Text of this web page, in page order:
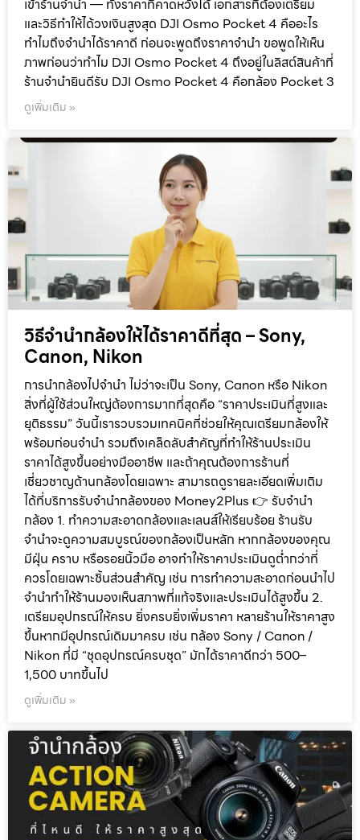
เข้าร้านจำนำ — ทั้งราคาที่คาดหวังได้ เอกสารที่ต้องเตรียม
และวิธีทำให้ได้วงเงินสูงสุด DJI Osmo Pocket 4 คืออะไร
ทำไมถึงจำนำได้ราคาดี ก่อนจะพูดถึงราคาจำนำ ขอพูดให้เห็น
ภาพก่อนว่าทำไม DJI Osmo Pocket 4 ถึงอยู่ในลิสต์สินค้าที่
ร้านจำนำยินดีรับ DJI Osmo Pocket 4 คือกล้อง Pocket 3
ดูเพิ่มเติม »
วิธีจำนำกล้องให้ได้ราคาดีที่สุด – Sony,
Canon, Nikon
การนำกล้องไปจำนำ ไม่ว่าจะเป็น Sony, Canon หรือ Nikon
สิ่งที่ผู้ใช้ส่วนใหญ่ต้องการมากที่สุดคือ “ราคาประเมินที่สูงและ
ยุติธรรม” วันนี้เรารวบรวมเทคนิคที่ช่วยให้คุณเตรียมกล้องให้
พร้อมก่อนจำนำ รวมถึงเคล็ดลับสำคัญที่ทำให้ร้านประเมิน
ราคาได้สูงขึ้นอย่างมืออาชีพ และถ้าคุณต้องการร้านที่
เชี่ยวชาญด้านกล้องโดยเฉพาะ สามารถดูรายละเอียดเพิ่มเติม
ได้ที่บริการรับจำนำกล้องของ Money2Plus 👉 รับจำนำ
กล้อง 1. ทำความสะอาดกล้องและเลนส์ให้เรียบร้อย ร้านรับ
จำนำจะดูความสมบูรณ์ของกล้องเป็นหลัก หากกล้องของคุณ
มีฝุ่น คราบ หรือรอยนิ้วมือ อาจทำให้ราคาประเมินดูต่ำกว่าที่
ควรโดยเฉพาะชิ้นส่วนสำคัญ เช่น การทำความสะอาดก่อนนำไป
จำนำทำให้ร้านมองเห็นสภาพที่แท้จริงและประเมินได้สูงขึ้น 2.
เตรียมอุปกรณ์ให้ครบ ยิ่งครบยิ่งเพิ่มราคา หลายร้านให้ราคาสูง
ขึ้นหากมีอุปกรณ์เดิมมาครบ เช่น กล้อง Sony / Canon /
Nikon ที่มี “ชุดอุปกรณ์ครบชุด” มักได้ราคาดีกว่า 500–
1,500 บาทขึ้นไป
ดูเพิ่มเติม »